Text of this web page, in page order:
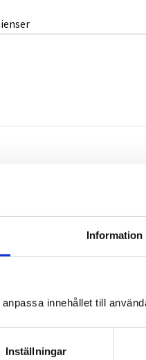
Information
innehållet till
Inställningar